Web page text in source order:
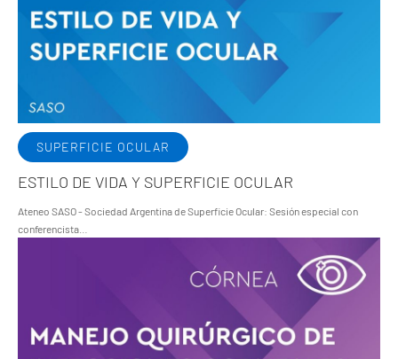
SUPERFICIE OCULAR
ESTILO DE VIDA Y SUPERFICIE OCULAR
Ateneo SASO - Sociedad Argentina de Superficie Ocular: Sesión especial con
conferencista…